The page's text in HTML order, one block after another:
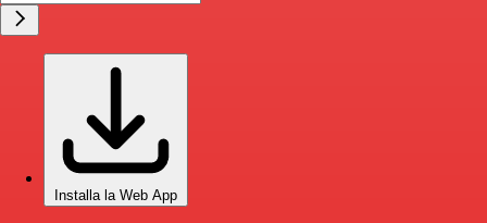
Installa la Web App